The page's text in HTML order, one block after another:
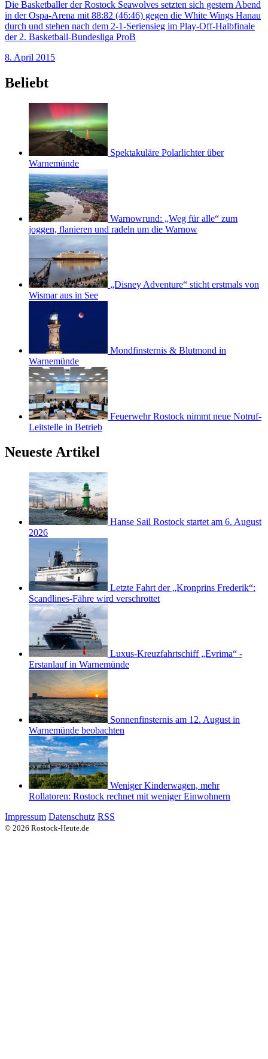
Die Basketballer der Rostock Seawolves setzten sich gestern Abend
in der Ospa-Arena mit 88:82 (46:46) gegen die White Wings Hanau
durch und stehen nach dem 2-1-Seriensieg im Play-Off-Halbfinale
der 2. Basketball-Bundesliga ProB
8. April 2015
Beliebt
Spektakuläre Polarlichter über
Warnemünde
Warnowrund: „Weg für alle“ zum
joggen, flanieren und radeln um die Warnow
„Disney Adventure“ sticht erstmals von
Wismar aus in See
Mondfinsternis & Blutmond in
Warnemünde
Feuerwehr Rostock nimmt neue Notruf-
Leitstelle in Betrieb
Neueste Artikel
Hanse Sail Rostock startet am 6. August
2026
Letzte Fahrt der „Kronprins Frederik“:
Scandlines-Fähre wird verschrottet
Luxus-Kreuzfahrtschiff „Evrima“ -
Erstanlauf in Warnemünde
Sonnenfinsternis am 12. August in
Warnemünde beobachten
Weniger Kinderwagen, mehr
Rollatoren: Rostock rechnet mit weniger Einwohnern
Impressum Datenschutz RSS
© 2026 Rostock-Heute.de